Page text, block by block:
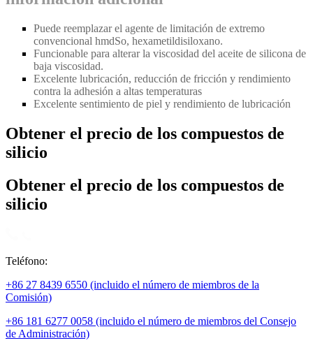
Puede reemplazar el agente de limitación de extremo
convencional hmdSo, hexametildisiloxano.
Funcionable para alterar la viscosidad del aceite de silicona de
baja viscosidad.
Excelente lubricación, reducción de fricción y rendimiento
contra la adhesión a altas temperaturas
Excelente sentimiento de piel y rendimiento de lubricación
Obtener el precio de los compuestos de
silicio
Obtener el precio de los compuestos de
silicio
Teléfono:
+86 27 8439 6550 (incluido el número de miembros de la
Comisión)
+86 181 6277 0058 (incluido el número de miembros del Consejo
de Administración)